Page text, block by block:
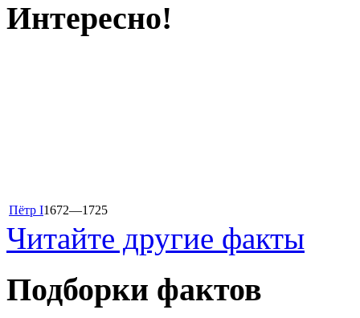
Интересно!
Пётр I1672—1725
Читайте другие факты
Подборки фактов